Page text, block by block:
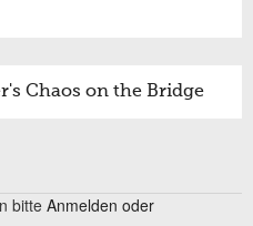
Chaos on the Bridge
bitte Anmelden oder